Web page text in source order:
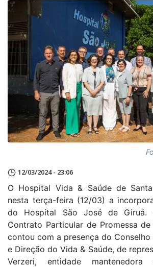
12/03/2024 - 23:06
O Hospital Vida & Saúde de
nesta terça-feira (12/03) a
do Hospital São José de Giruá.
Contrato Particular de Promessa
contou com a presença do
e Direção do Vida & Saúde, de
Verzeri, entidade